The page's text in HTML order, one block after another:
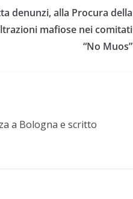
denunzi, alla Procura della
mafiose nei comitati
“No Muos”
a Bologna e scritto